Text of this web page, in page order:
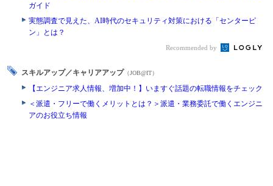
ガイド
実態調査で見えた、AI時代のセキュリティ対策における「センターピ
ン」とは？
Recommended by
スキルアップ／キャリアアップ （JOB@IT）
【エンジニア求人情報、増加中！】いますぐ話題の転職情報をチェック
＜派遣・フリーで働くメリットとは？＞派遣・業務委託で働くエンジニ
アのお役立ち情報